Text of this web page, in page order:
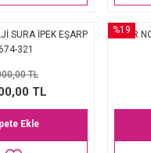
SURA İPEK EŞARP
321
TL
TL
Ekle
%19
AKER